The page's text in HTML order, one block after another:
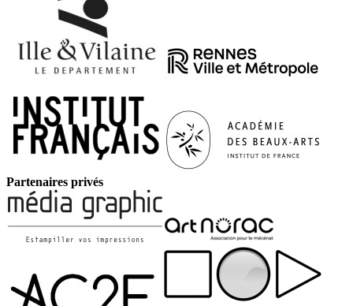
Partenaires privés